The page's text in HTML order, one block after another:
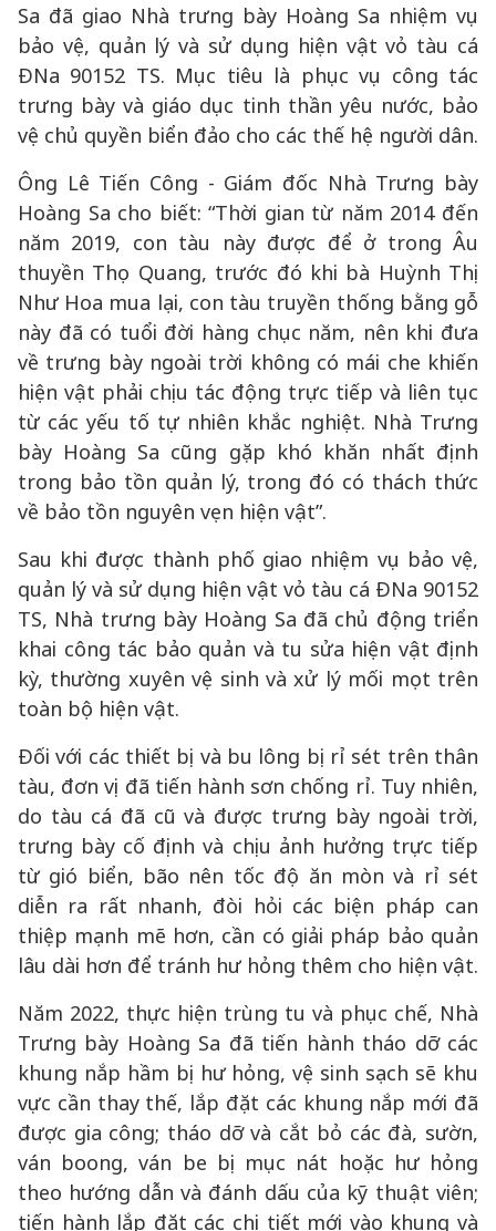
Sa đã giao Nhà trưng bày Hoàng Sa nhiệm vụ
bảo vệ, quản lý và sử dụng hiện vật vỏ tàu cá
ĐNa 90152 TS. Mục tiêu là phục vụ công tác
trưng bày và giáo dục tinh thần yêu nước, bảo
vệ chủ quyền biển đảo cho các thế hệ người dân.
Ông Lê Tiến Công - Giám đốc Nhà Trưng bày
Hoàng Sa cho biết: “Thời gian từ năm 2014 đến
năm 2019, con tàu này được để ở trong Âu
thuyền Thọ Quang, trước đó khi bà Huỳnh Thị
Như Hoa mua lại, con tàu truyền thống bằng gỗ
này đã có tuổi đời hàng chục năm, nên khi đưa
về trưng bày ngoài trời không có mái che khiến
hiện vật phải chịu tác động trực tiếp và liên tục
từ các yếu tố tự nhiên khắc nghiệt. Nhà Trưng
bày Hoàng Sa cũng gặp khó khăn nhất định
trong bảo tồn quản lý, trong đó có thách thức
về bảo tồn nguyên vẹn hiện vật”.
Sau khi được thành phố giao nhiệm vụ bảo vệ,
quản lý và sử dụng hiện vật vỏ tàu cá ĐNa 90152
TS, Nhà trưng bày Hoàng Sa đã chủ động triển
khai công tác bảo quản và tu sửa hiện vật định
kỳ, thường xuyên vệ sinh và xử lý mối mọt trên
toàn bộ hiện vật.
Đối với các thiết bị và bu lông bị rỉ sét trên thân
tàu, đơn vị đã tiến hành sơn chống rỉ. Tuy nhiên,
do tàu cá đã cũ và được trưng bày ngoài trời,
trưng bày cố định và chịu ảnh hưởng trực tiếp
từ gió biển, bão nên tốc độ ăn mòn và rỉ sét
diễn ra rất nhanh, đòi hỏi các biện pháp can
thiệp mạnh mẽ hơn, cần có giải pháp bảo quản
lâu dài hơn để tránh hư hỏng thêm cho hiện vật.
Năm 2022, thực hiện trùng tu và phục chế, Nhà
Trưng bày Hoàng Sa đã tiến hành tháo dỡ các
khung nắp hầm bị hư hỏng, vệ sinh sạch sẽ khu
vực cần thay thế, lắp đặt các khung nắp mới đã
được gia công; tháo dỡ và cắt bỏ các đà, sườn,
ván boong, ván be bị mục nát hoặc hư hỏng
theo hướng dẫn và đánh dấu của kỹ thuật viên;
tiến hành lắp đặt các chi tiết mới vào khung và